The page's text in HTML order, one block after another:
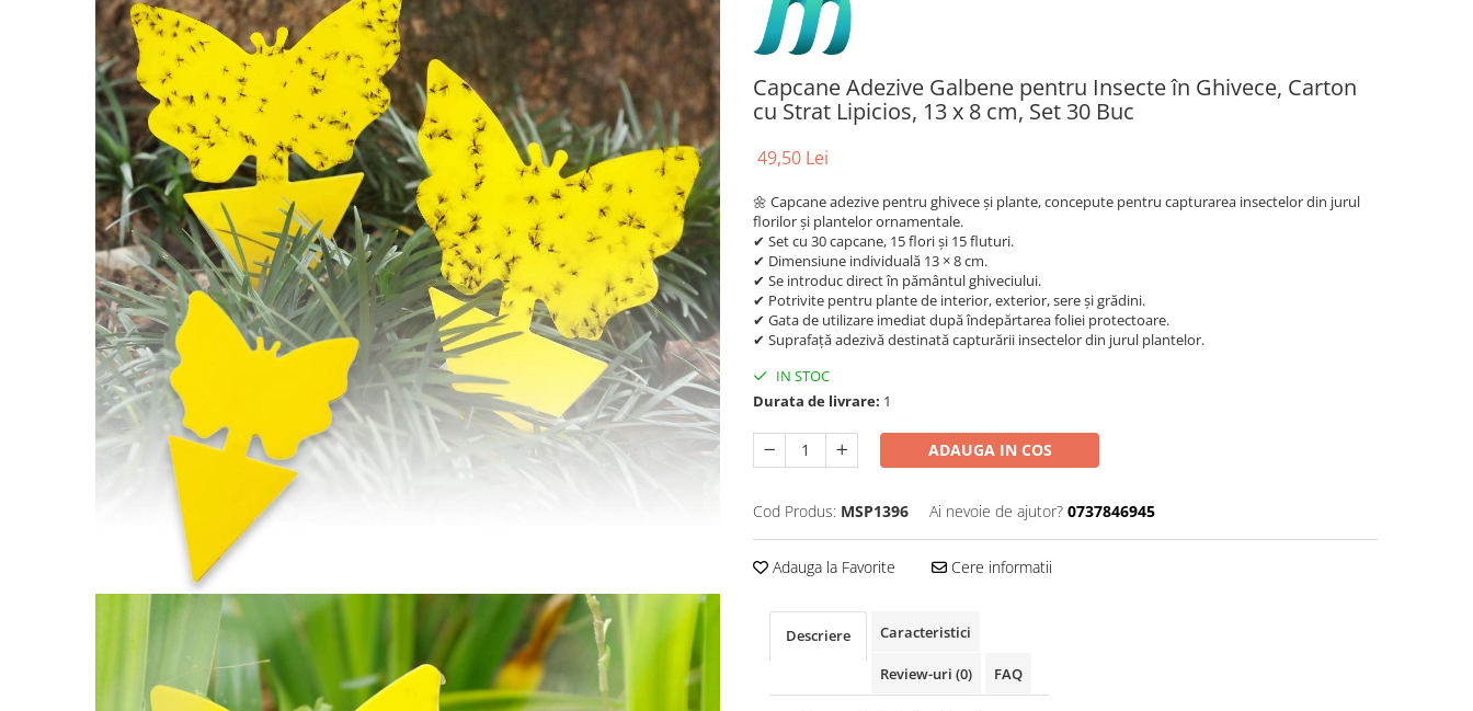
Stickere Copii
Stickere Florale
Stickere Diverse
Stickere Pentru Usi
Unelte - Accesorii DIY
Markere Corectoare - Retuș
Capcane Adezive Galbene pentru Insecte în Ghivece, Carton
cu Strat Lipicios, 13 x 8 cm, Set 30 Buc
49,50 Lei
🌼 Capcane adezive pentru ghivece și plante, concepute pentru capturarea insectelor din jurul
florilor și plantelor ornamentale.
✔ Set cu 30 capcane, 15 flori și 15 fluturi.
✔ Dimensiune individuală 13 × 8 cm.
✔ Se introduc direct în pământul ghiveciului.
✔ Potrivite pentru plante de interior, exterior, sere și grădini.
✔ Gata de utilizare imediat după îndepărtarea foliei protectoare.
✔ Suprafață adezivă destinată capturării insectelor din jurul plantelor.
IN STOC
Durata de livrare: 1
ADAUGA IN COS
Cod Produs: MSP1396 Ai nevoie de ajutor? 0737846945
Adauga la Favorite Cere informatii
Descriere Caracteristici
Review-uri (0) FAQ